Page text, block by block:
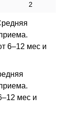
2
6–12 мес и
мес и